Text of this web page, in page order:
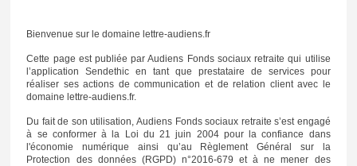
Bienvenue sur le domaine lettre-audiens.fr
Cette page est publiée par Audiens Fonds sociaux retraite qui utilise
l’application Sendethic en tant que prestataire de services pour
réaliser ses actions de communication et de relation client avec le
domaine lettre-audiens.fr.
Du fait de son utilisation, Audiens Fonds sociaux retraite s’est engagé
à se conformer à la Loi du 21 juin 2004 pour la confiance dans
l'économie numérique ainsi qu’au Règlement Général sur la
Protection des données (RGPD) n°2016-679 et à ne mener des